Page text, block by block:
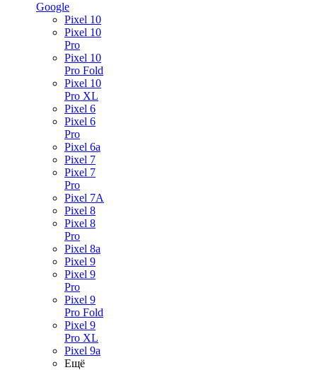
Google
Pixel 10
Pixel 10
Pro
Pixel 10
Pro Fold
Pixel 10
Pro XL
Pixel 6
Pixel 6
Pro
Pixel 6a
Pixel 7
Pixel 7
Pro
Pixel 7A
Pixel 8
Pixel 8
Pro
Pixel 8a
Pixel 9
Pixel 9
Pro
Pixel 9
Pro Fold
Pixel 9
Pro XL
Pixel 9a
Ещё